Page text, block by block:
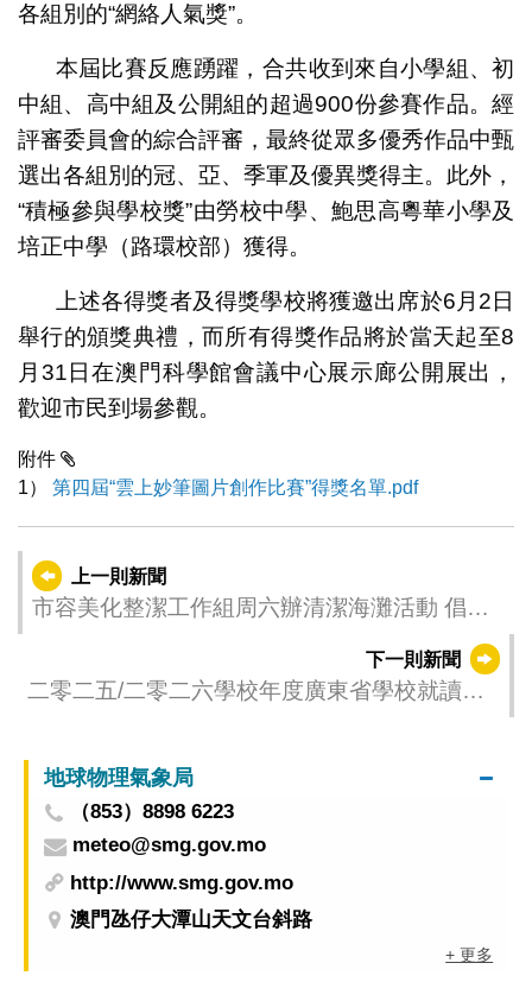
各組別的“網絡人氣獎”。
本屆比賽反應踴躍，合共收到來自小學組、初
中組、高中組及公開組的超過900份參賽作品。經
評審委員會的綜合評審，最終從眾多優秀作品中甄
選出各組別的冠、亞、季軍及優異獎得主。此外，
“積極參與學校獎”由勞校中學、鮑思高粵華小學及
培正中學（路環校部）獲得。
上述各得獎者及得獎學校將獲邀出席於6月2日
舉行的頒獎典禮，而所有得獎作品將於當天起至8
月31日在澳門科學館會議中心展示廊公開展出，
歡迎市民到場參觀。
附件
1）
第四屆“雲上妙筆圖片創作比賽”得獎名單.pdf
上一則新聞
市容美化整潔工作組周六辦清潔海灘活動 倡導
下一則新聞
二零二五/二零二六學校年度廣東省學校就讀學
地球物理氣象局
（853）8898 6223
meteo@smg.gov.mo
http://www.smg.gov.mo
澳門氹仔大潭山天文台斜路
+ 更多